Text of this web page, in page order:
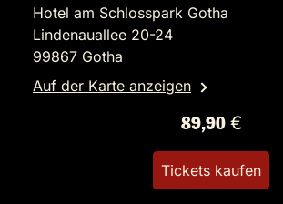
Hotel am Schlosspark Gotha
Lindenauallee 20-24
99867 Gotha
Auf der Karte anzeigen
89,90 €
Tickets kaufen